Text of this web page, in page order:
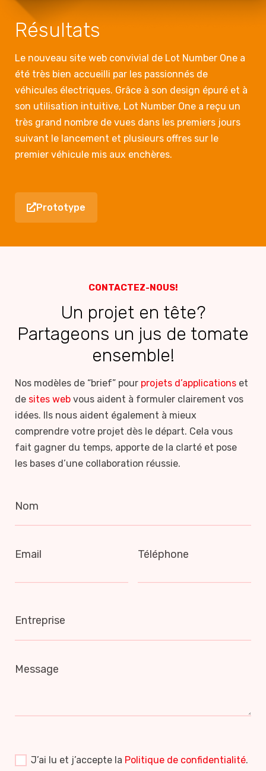
Résultats
Le nouveau site web convivial de Lot Number One a
été très bien accueilli par les passionnés de
véhicules électriques. Grâce à son design épuré et à
son utilisation intuitive, Lot Number One a reçu un
très grand nombre de vues dans les premiers jours
suivant le lancement et plusieurs offres sur le
premier véhicule mis aux enchères.
Prototype
CONTACTEZ-NOUS!
Un projet en tête?
Partageons un jus de tomate
ensemble!
Nos modèles de “brief” pour projets d’applications et
de sites web vous aident à formuler clairement vos
idées. Ils nous aident également à mieux
comprendre votre projet dès le départ. Cela vous
fait gagner du temps, apporte de la clarté et pose
les bases d’une collaboration réussie.
Nom
Email Téléphone
Entreprise
Message
J’ai lu et j’accepte la Politique de confidentialité.